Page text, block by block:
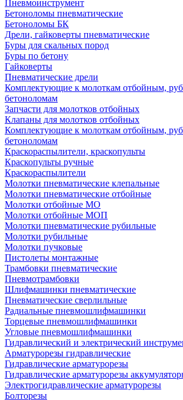
Пневмоинструмент
Бетоноломы пневматические
Бетоноломы БК
Дрели, гайковерты пневматические
Буры для скальных пород
Буры по бетону
Гайковерты
Пневматические дрели
Комплектующие к молоткам отбойным,
бетоноломам
Запчасти для молотков отбойных
Клапаны для молотков отбойных
Комплектующие к молоткам отбойным,
бетоноломам
Краскораспылители, краскопульты
Краскопульты ручные
Краскораспылители
Молотки пневматические клепальные
Молотки пневматические отбойные
Молотки отбойные МО
Молотки отбойные МОП
Молотки пневматические рубильные
Молотки рубильные
Молотки пучковые
Пистолеты монтажные
Трамбовки пневматические
Пневмотрамбовки
Шлифмашинки пневматические
Пневматические сверлильные
Радиальные пневмошлифмашинки
Торцевые пневмошлифмашинки
Угловые пневмошлифмашинки
Гидравлический и электрический
Арматурорезы гидравлические
Гидравлические арматурорезы
Гидравлические арматурорезы
Электрогидравлические арматурорезы
Болторезы